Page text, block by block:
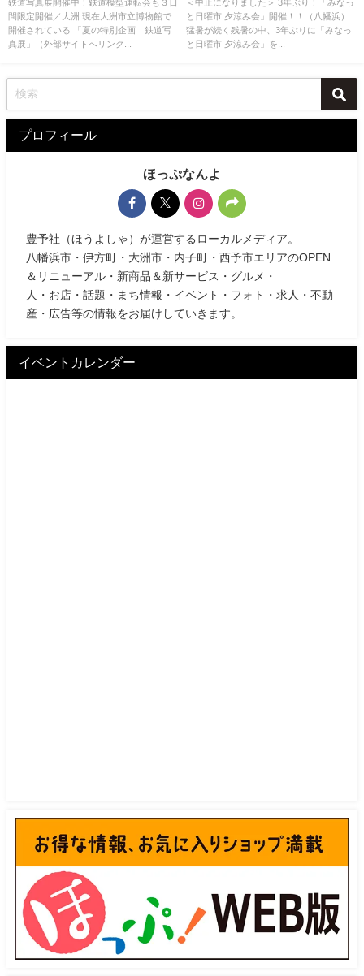
鉄道写真展開催中！鉄道模型運転会も３日
間限定開催／大洲 現在大洲市立博物館で
開催されている 「夏の特別企画 鉄道写
真展」（外部サイトへリンク...
＜中止になりました＞ 3年ぶり！「みなっ
と日曜市 夕涼み会」開催！！（八幡浜）
猛暑が続く残暑の中、3年ぶりに「みなっ
と日曜市 夕涼み会」を...
プロフィール
ほっぷなんよ
豊予社（ほうよしゃ）が運営するローカルメディア。
八幡浜市・伊方町・大洲市・内子町・西予市エリアのOPEN
＆リニューアル・新商品＆新サービス・グルメ・
人・お店・話題・まち情報・イベント・フォト・求人・不動
産・広告等の情報をお届けしていきます。
イベントカレンダー